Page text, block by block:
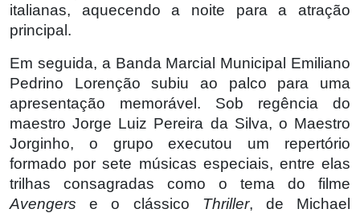
italianas, aquecendo a noite para a atração
principal.
Em seguida, a Banda Marcial Municipal Emiliano
Pedrino Lorenção subiu ao palco para uma
apresentação memorável. Sob regência do
maestro Jorge Luiz Pereira da Silva, o Maestro
Jorginho, o grupo executou um repertório
formado por sete músicas especiais, entre elas
trilhas consagradas como o tema do filme
Avengers e o clássico Thriller, de Michael